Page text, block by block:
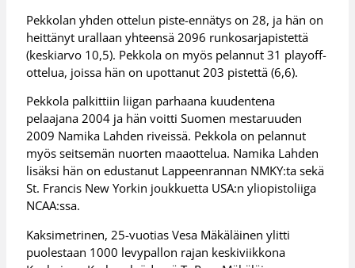
Pekkolan yhden ottelun piste-ennätys on 28, ja hän on
heittänyt urallaan yhteensä 2096 runkosarjapistettä
(keskiarvo 10,5). Pekkola on myös pelannut 31 playoff-
ottelua, joissa hän on upottanut 203 pistettä (6,6).
Pekkola palkittiin liigan parhaana kuudentena
pelaajana 2004 ja hän voitti Suomen mestaruuden
2009 Namika Lahden riveissä. Pekkola on pelannut
myös seitsemän nuorten maaottelua. Namika Lahden
lisäksi hän on edustanut Lappeenrannan NMKY:ta sekä
St. Francis New Yorkin joukkuetta USA:n yliopistoliiga
NCAA:ssa.
Kaksimetrinen, 25-vuotias Vesa Mäkäläinen ylitti
puolestaan 1000 levypallon rajan keskiviikkona